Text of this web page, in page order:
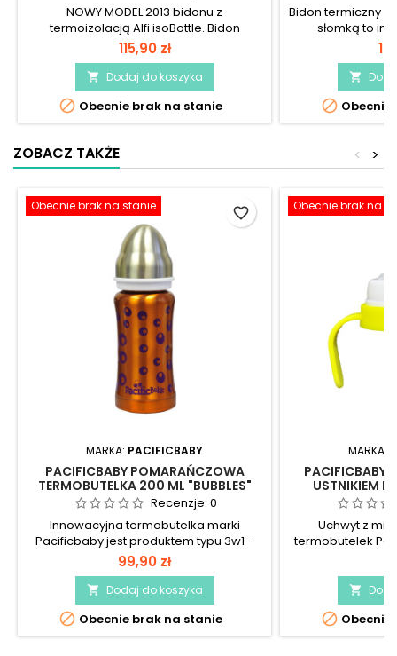
NOWY MODEL 2013 bidonu z
termoizolacją Alfi isoBottle. Bidon
dostępny jest w dwóch rozmiarach w
różnych wersjach kolorystycznych.
115,90 zł
 Dodaj do koszyka
 Obecnie brak na stanie
Bidon termiczny
słomką to
termiczna ze
podstawowej),
termoizolacją
Będąc poza
martwić się, czy
jest
komfort w


ZOBACZ TAKŻE >
<
Obecnie brak na stanie
MARKA: PACIFICBABY
PACIFICBABY POMARAŃCZOWA
TERMOBUTELKA 200 ML "BUBBLES"
Recenzje: 0
Innowacyjna termobutelka marki
Pacificbaby jest produktem typu 3w1 -
butelka ze smoczkiem, termos i kubek!
Świetnie sprawdzi się na spacerze, w
podróży i w czasie nocnego karmienia
zapewniając zawsze odpowiednią
temperaturę jej zawartości. Dodatkowe
wyposażenie sprawia, że butelka rośnie
99,90 zł
 Dodaj do koszyka
 Obecnie brak na stanie
favorite_border Obecnie brak na
MARKA:
PACIFICBABY
USTNIKIEM
Uchwyt z
termobutelek

